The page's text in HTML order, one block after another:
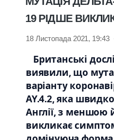
19 РІДШЕ
18 Листопада 2021, 19:43
Британські
виявили, що
варіанту
AY.4.2, яка
Англії, з меншою
викликає